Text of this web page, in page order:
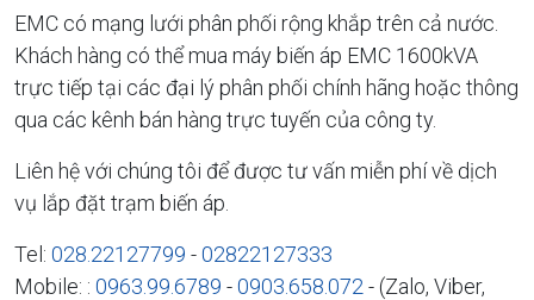
EMC có mạng lưới phân phối rộng khắp trên cả nước.
Khách hàng có thể mua máy biến áp EMC 1600kVA
trực tiếp tại các đại lý phân phối chính hãng hoặc thông
qua các kênh bán hàng trực tuyến của công ty.
Liên hệ với chúng tôi để được tư vấn miễn phí về dịch
vụ lắp đặt trạm biến áp.
Tel: 028.22127799 -02822127333
Mobile: : 0963.99.6789 -0903.658.072 - (Zalo, Viber,